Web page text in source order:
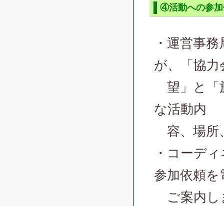
④活動への参
・運営事
が、「協力
望」と「
な活動内
容、場所
・コーデ
参加依頼を
ご案内し